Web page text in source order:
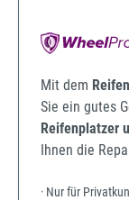
Mit dem
Sie ein gutes
Reifenplatzer
Ihnen die
· Nur für